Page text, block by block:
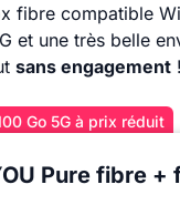
fibre compatible
et une très belle
sans engagement !
Go 5G à prix réduit
Pure fibre +